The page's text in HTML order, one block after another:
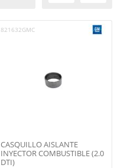
821632GMC
CASQUILLO AISLANTE
INYECTOR COMBUSTIBLE (2.0
DTI)